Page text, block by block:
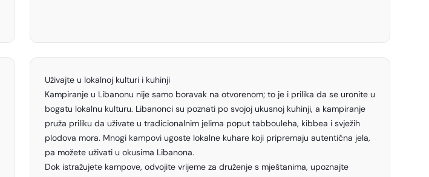
Uživajte u lokalnoj kulturi i kuhinji
Kampiranje u Libanonu nije samo boravak na otvorenom; to je i prilika da se uronite u
bogatu lokalnu kulturu. Libanonci su poznati po svojoj ukusnoj kuhinji, a kampiranje
pruža priliku da uživate u tradicionalnim jelima poput tabbouleha, kibbea i svježih
plodova mora. Mnogi kampovi ugoste lokalne kuhare koji pripremaju autentična jela,
pa možete uživati u okusima Libanona.
Dok istražujete kampove, odvojite vrijeme za druženje s mještanima, upoznajte